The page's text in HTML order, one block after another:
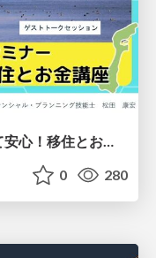
いしかわ暮らしセミナー～知って安心！移住とお金講座～
0 280